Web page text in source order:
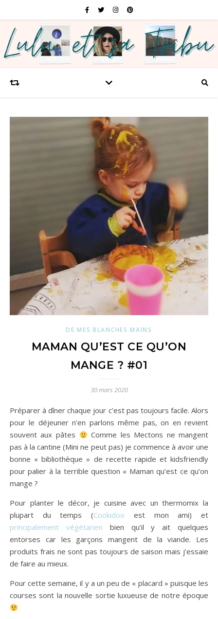
DE MES BLANCHES MAINS
MAMAN QU’EST CE QU’ON
MANGE ? #01
30 mars 2020
Préparer à dîner chaque jour c’est pas toujours facile. Alors
pour le déjeuner n’en parlons même pas, on en revient
souvent aux pâtes
Comme les Mectons ne mangent
pas à la cantine (Mini ne peut pas) je commence à avoir une
bonne « bibliothèque » de recette rapide et kidsfriendly
pour palier à la terrible question « Maman qu’est ce qu’on
mange ?
Pour planter le décor, je cuisine avec un thermomix la
plupart du temps (Cookidoo est mon ami) et
principalement végétarien bien qu’il y ait quelques
entorses car les garçons mangent de la viande. Les
produits frais ne sont pas toujours de saison mais j’essaie
de faire au mieux.
Pour cette semaine, il y a un peu de « placard » puisque les
courses sont la nouvelle sortie luxueuse de notre époque